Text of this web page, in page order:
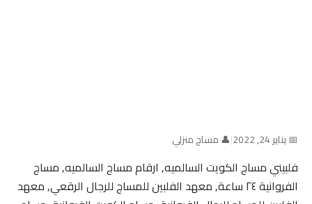
📅 يناير 24, 2022 |👤 مساج منزلي
فلبيني مساج الكويت السالميه, ارقام مساج السالميه, مساج
الفروانية ٢٤ ساعة, معهد الفلبين للمساج للرجال الرقعي, معهد